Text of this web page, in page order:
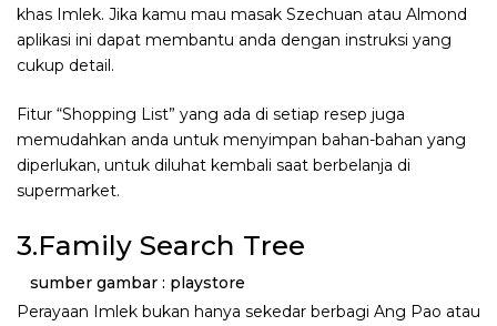
khas Imlek. Jika kamu mau masak Szechuan atau Almond
aplikasi ini dapat membantu anda dengan instruksi yang
cukup detail.
Fitur “Shopping List” yang ada di setiap resep juga
memudahkan anda untuk menyimpan bahan-bahan yang
diperlukan, untuk diluhat kembali saat berbelanja di
supermarket.
3.Family Search Tree
sumber gambar : playstore
Perayaan Imlek bukan hanya sekedar berbagi Ang Pao atau